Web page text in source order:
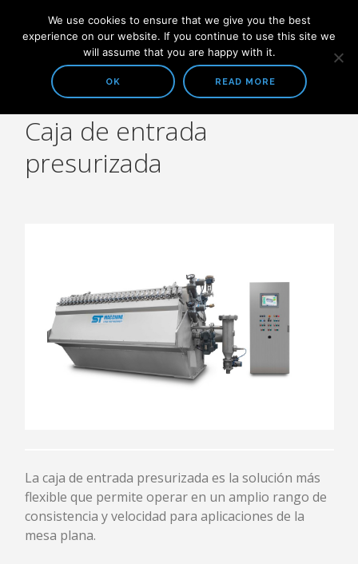
COMPAÑIA
ACERCA DE NOSOTROS
SOLUCIONES
PREPARACION DE PASTA
PULPEO
LIMPIEZA
DESPASTILLADO / REFINACION
CRIBADO / FRACCIONAMIENTO
TANQUE Y TORRE
CAJAS DE ENTRADA Y MESA PLANA
Caja de entrada
presurizada
La caja de entrada presurizada es la solución más
flexible que permite operar en un amplio rango de
consistencia y velocidad para aplicaciones de la
mesa plana.
We use cookies to ensure that we give you the best
experience on our website. If you continue to use this site we
will assume that you are happy with it.
OK READ MORE